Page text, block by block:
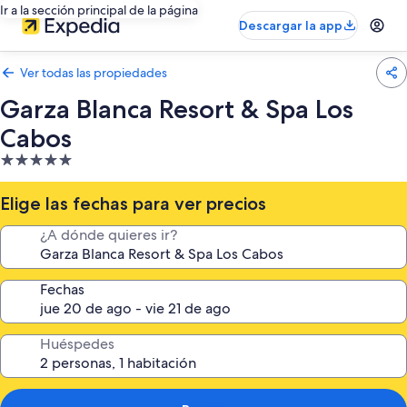
Ir a la sección principal de la página
Descargar la app
Ver todas las propiedades
Garza Blanca Resort & Spa Los
Cabos
Propiedad
de
5.0
estrellas
Elige las fechas para ver precios
¿A dónde quieres ir?
Fechas
Huéspedes